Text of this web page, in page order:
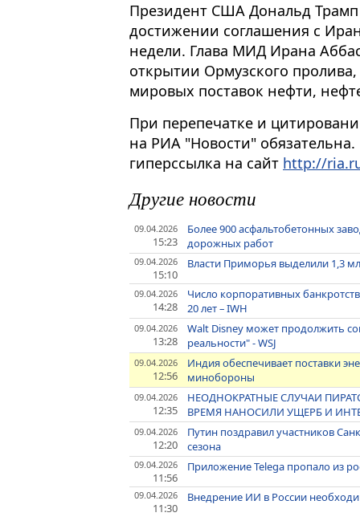
Президент США Дональд Трамп
достижении соглашения с
недели. Глава МИД Ирана
открытии Ормузского
мировых поставок нефти,
При перепечатке и
на РИА "Новости"
гиперссылка на сайт http://
Другие новости
09.04.2026
15:23
Более 900 асфальтобетонных
дорожных работ
09.04.2026
15:10
Власти Приморья выделили 1,3
09.04.2026
14:28
Число корпоративных
20 лет – IWH
09.04.2026
13:28
Walt Disney может продолжить
реальности" - WSJ
09.04.2026
12:56
Индия обеспечивает поставки
минобороны
09.04.2026
12:35
НЕОДНОКРАТНЫЕ СЛУЧАИ
ВРЕМЯ НАНОСИЛИ УЩЕРБ И
09.04.2026
12:20
Путин поздравил участников
сезона
09.04.2026
11:56
Приложение Telega пропало из
09.04.2026
11:30
Внедрение ИИ в России